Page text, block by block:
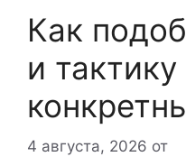
Как
и
4 августа, 2026 от